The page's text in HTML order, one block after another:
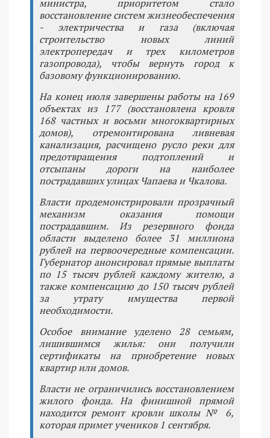
министра, приоритетом стало
восстановление систем жизнеобеспечения
- электричества и газа (включая
строительство новых линий
электропередач и трех километров
газопровода), чтобы вернуть город к
базовому функционированию.
На конец июля завершены работы на 169
объектах из 177 (восстановлена кровля
168 частных и восьми многоквартирных
домов), отремонтирована ливневая
канализация, расчищено русло реки для
предотвращения подтоплений и
отсыпаны дороги на наиболее
пострадавших улицах Чапаева и Чкалова.
Власти продемонстрировали прозрачный
механизм оказания помощи
пострадавшим. Из резервного фонда
области выделено более 31 миллиона
рублей на первоочередные компенсации.
Губернатор анонсировал прямые выплаты
по 15 тысяч рублей каждому жителю, а
также компенсацию до 150 тысяч рублей
за утрату имущества первой
необходимости.
Особое внимание уделено 28 семьям,
лишившимся жилья: они получили
сертификаты на приобретение новых
квартир или домов.
Власти не ограничились восстановлением
жилого фонда. На финишной прямой
находится ремонт кровли школы № 6,
которая примет учеников 1 сентября.